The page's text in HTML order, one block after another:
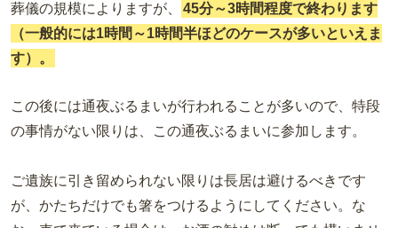
葬儀の規模によりますが、
45分～3時間程度で終わります
（一般的には1時間～1時間半ほどのケースが多いといえま
す）。
この後には通夜ぶるまいが行われることが多いので、特段
の事情がない限りは、この通夜ぶるまいに参加します。
ご遺族に引き留められない限りは長居は避けるべきです
が、かたちだけでも箸をつけるようにしてください。 な